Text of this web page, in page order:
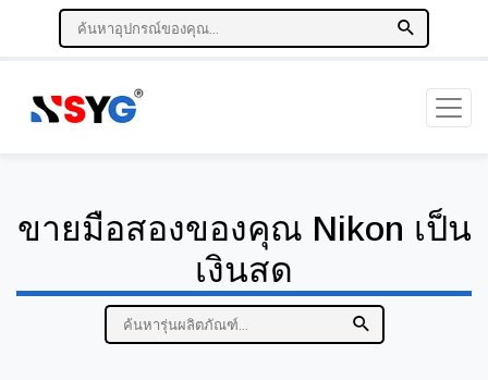
ขายมือสองของคุณ Nikon เป็น
เงินสด